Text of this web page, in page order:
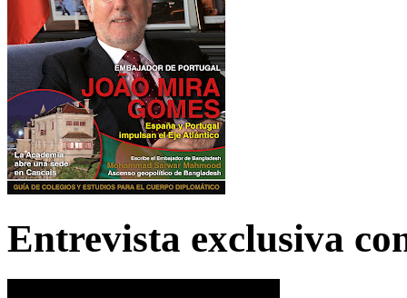
Entrevista exclusiva